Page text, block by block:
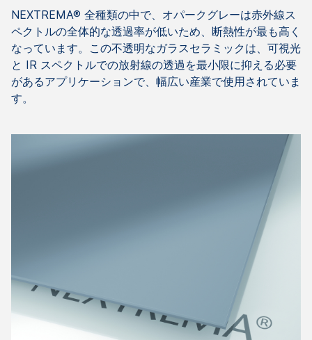
NEXTREMA® 全種類の中で、オパークグレーは赤外線ス
ペクトルの全体的な透過率が低いため、断熱性が最も高く
なっています。この不透明なガラスセラミックは、可視光
と IR スペクトルでの放射線の透過を最小限に抑える必要
があるアプリケーションで、幅広い産業で使用されていま
す。